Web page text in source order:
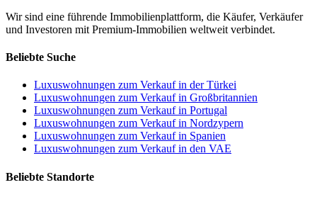
Wir sind eine führende Immobilienplattform, die Käufer, Verkäufer
und Investoren mit Premium-Immobilien weltweit verbindet.
Beliebte Suche
Luxuswohnungen zum Verkauf in der Türkei
Luxuswohnungen zum Verkauf in Großbritannien
Luxuswohnungen zum Verkauf in Portugal
Luxuswohnungen zum Verkauf in Nordzypern
Luxuswohnungen zum Verkauf in Spanien
Luxuswohnungen zum Verkauf in den VAE
Beliebte Standorte